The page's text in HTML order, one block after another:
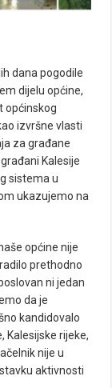
dana pogodile
dijelu općine,
općinskog
izvršne vlasti
za građane
Kalesije
sistema u
ukazujemo na
općine nije
prethodno
ni jedan
da je
kandidovalo
Kalesijske rijeke,
nije u
aktivnosti